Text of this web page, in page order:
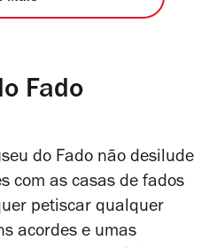
Fado
do Fado não desilude
com as casas de fados
petiscar qualquer
acordes e umas